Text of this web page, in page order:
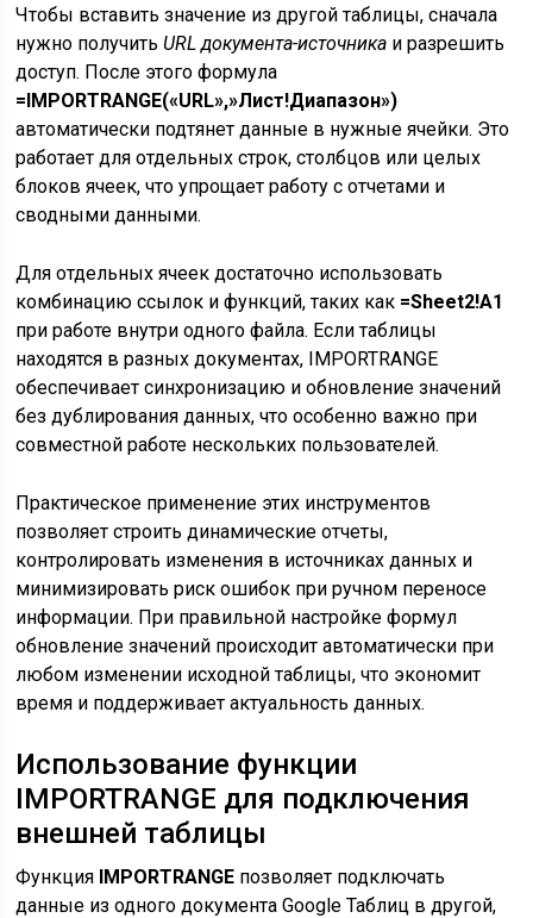
Чтобы вставить значение из другой таблицы, сначала
нужно получить URL документа-источника и разрешить
доступ. После этого формула
=IMPORTRANGE(«URL»,»Лист!Диапазон»)
автоматически подтянет данные в нужные ячейки. Это
работает для отдельных строк, столбцов или целых
блоков ячеек, что упрощает работу с отчетами и
сводными данными.
Для отдельных ячеек достаточно использовать
комбинацию ссылок и функций, таких как =Sheet2!A1
при работе внутри одного файла. Если таблицы
находятся в разных документах, IMPORTRANGE
обеспечивает синхронизацию и обновление значений
без дублирования данных, что особенно важно при
совместной работе нескольких пользователей.
Практическое применение этих инструментов
позволяет строить динамические отчеты,
контролировать изменения в источниках данных и
минимизировать риск ошибок при ручном переносе
информации. При правильной настройке формул
обновление значений происходит автоматически при
любом изменении исходной таблицы, что экономит
время и поддерживает актуальность данных.
Использование функции
IMPORTRANGE для подключения
внешней таблицы
Функция IMPORTRANGE позволяет подключать
данные из одного документа Google Таблиц в другой,